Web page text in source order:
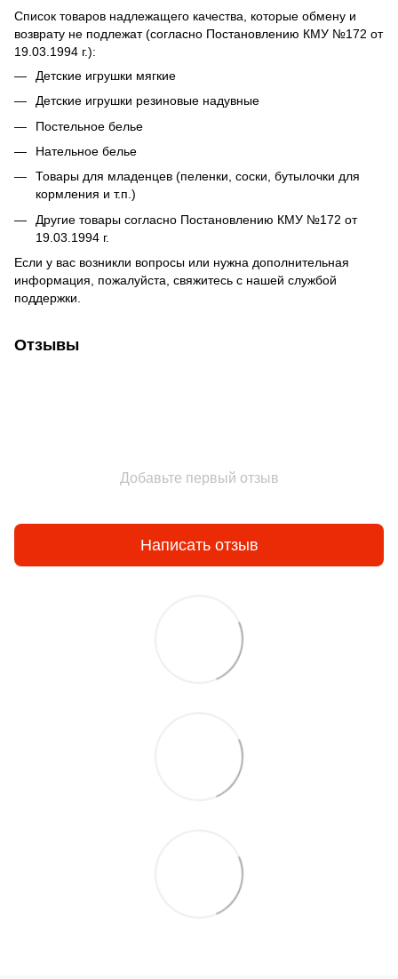
Список товаров надлежащего качества, которые обмену и
возврату не подлежат (согласно Постановлению КМУ №172 от
19.03.1994 г.):
Детские игрушки мягкие
Детские игрушки резиновые надувные
Постельное белье
Нательное белье
Товары для младенцев (пеленки, соски, бутылочки для
кормления и т.п.)
Другие товары согласно Постановлению КМУ №172 от
19.03.1994 г.
Если у вас возникли вопросы или нужна дополнительная
информация, пожалуйста, свяжитесь с нашей службой
поддержки.
Отзывы
Добавьте первый отзыв
Написать отзыв